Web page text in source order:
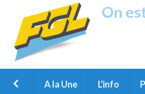
On
A la Une L'info